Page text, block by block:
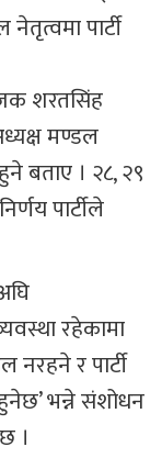
पार्टी
शरतसिंह
मण्डल
बताए । २८, २९
पार्टीले
रहेकामा
नरहने र पार्टी
भन्ने संशोधन
।